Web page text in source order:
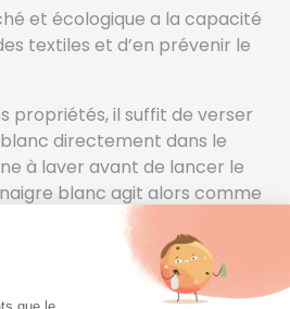
et écologique a la capacité
textiles et d’en prévenir le
propriétés, il suffit de verser
directement dans le
à laver avant de lancer le
blanc agit alors comme
à maintenir l’intensité des
l’éclat des couleurs.
très colorés ou de noir